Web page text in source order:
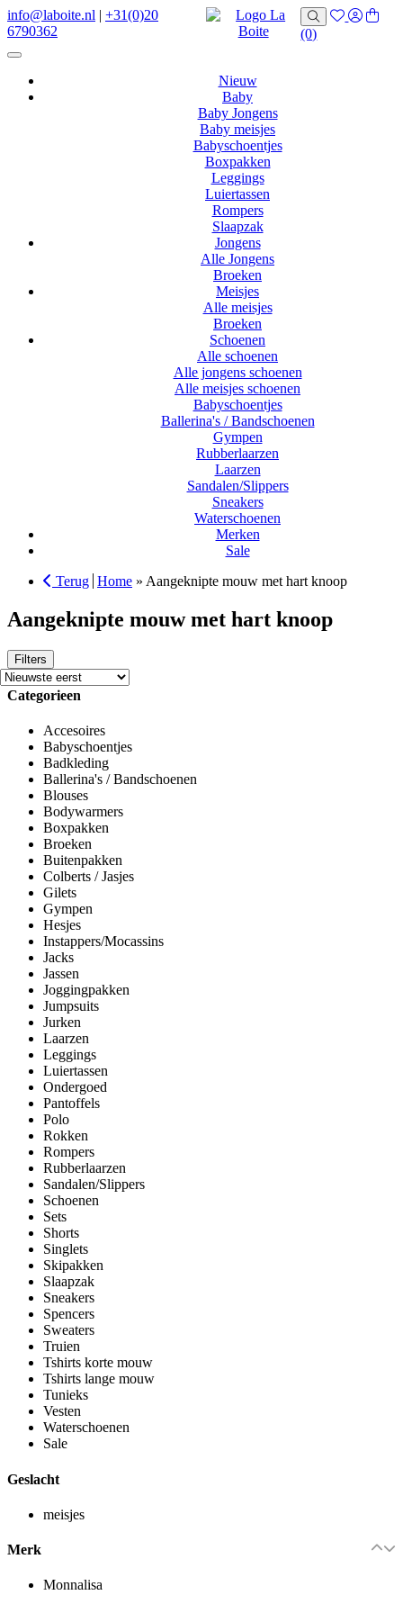
info@laboite.nl | +31(0)20
6790362
(0)
Nieuw
Baby
Baby Jongens
Baby meisjes
Babyschoentjes
Boxpakken
Leggings
Luiertassen
Rompers
Slaapzak
Jongens
Alle Jongens
Broeken
Meisjes
Alle meisjes
Broeken
Schoenen
Alle schoenen
Alle jongens schoenen
Alle meisjes schoenen
Babyschoentjes
Ballerina's / Bandschoenen
Gympen
Rubberlaarzen
Laarzen
Sandalen/Slippers
Sneakers
Waterschoenen
Merken
Sale
Terug Home » Aangeknipte mouw met hart knoop
Aangeknipte mouw met hart knoop
Filters
Categorieen
Accesoires
Babyschoentjes
Badkleding
Ballerina's / Bandschoenen
Blouses
Bodywarmers
Boxpakken
Broeken
Buitenpakken
Colberts / Jasjes
Gilets
Gympen
Hesjes
Instappers/Mocassins
Jacks
Jassen
Joggingpakken
Jumpsuits
Jurken
Laarzen
Leggings
Luiertassen
Ondergoed
Pantoffels
Polo
Rokken
Rompers
Rubberlaarzen
Sandalen/Slippers
Schoenen
Sets
Shorts
Singlets
Skipakken
Slaapzak
Sneakers
Spencers
Sweaters
Truien
Tshirts korte mouw
Tshirts lange mouw
Tunieks
Vesten
Waterschoenen
Sale
Geslacht
meisjes
Merk
Monnalisa